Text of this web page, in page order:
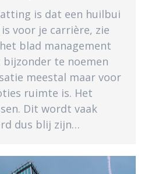
is dat een huilbui
voor je carrière, zie
blad management
te noemen
meestal maar voor
ruimte is. Het
Dit wordt vaak
dus blij zijn…